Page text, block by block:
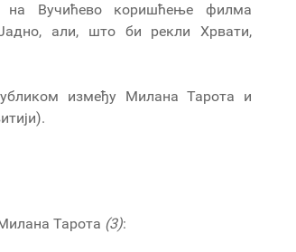
на Вучићево коришћење филма
али, што би рекли Хрвати,
између Милана Тарота и
духовитији).
Тарота (3):